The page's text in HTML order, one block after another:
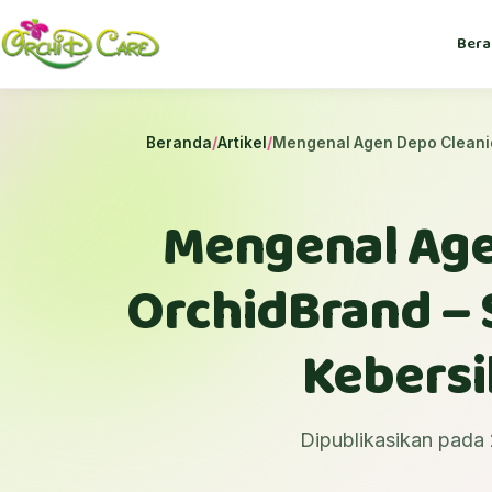
Beranda/Artikel /Mengenal Agen Depo
Mengenal
OrchidBrand
Dipublikasikan